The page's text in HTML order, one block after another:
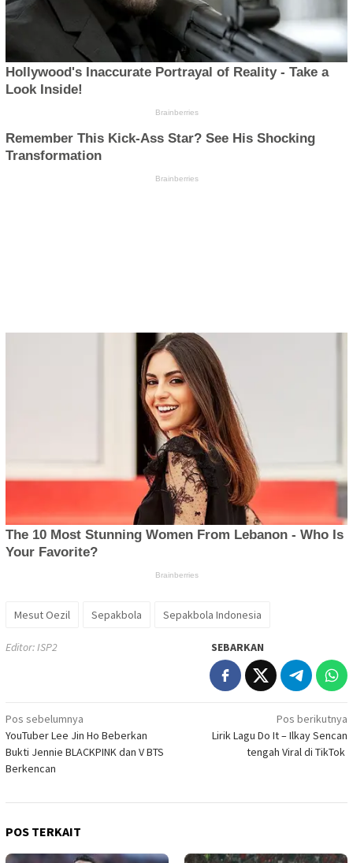
Mesut Oezil Sepakbola Sepakbola Indonesia
Editor: ISP2 SEBARKAN
Navigasi
pos
Pos sebelumnya
YouTuber Lee Jin Ho Beberkan
Bukti Jennie BLACKPINK dan V BTS
Berkencan
Pos berikutnya
Lirik Lagu Do It – Ilkay Sencan
tengah Viral di TikTok
POS TERKAIT